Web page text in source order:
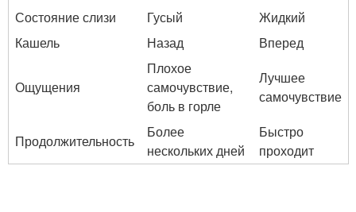
Состояние слизи
Гусый
Жидкий
Кашель
Назад Вперед
Ощущения
Плохое
самочувствие,
боль в горле
Лучшее
самочувствие
Продолжительность
Более
нескольких дней
Быстро
проходит